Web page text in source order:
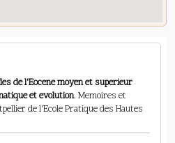
de l'Eocene moyen et superieur
et evolution. Memoires et
de l'Ecole Pratique des Hautes